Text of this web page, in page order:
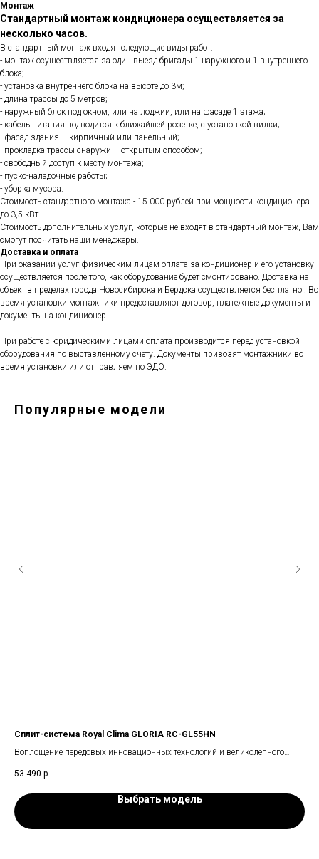
Монтаж
Стандартный монтаж кондиционера осуществляется за
несколько часов.
В стандартный монтаж входят следующие виды работ:
- монтаж осуществляется за один выезд бригады 1 наружного и 1 внутреннего
блока;
- установка внутреннего блока на высоте до 3м;
- длина трассы до 5 метров;
- наружный блок под окном, или на лоджии, или на фасаде 1 этажа;
- кабель питания подводится к ближайшей розетке, с установкой вилки;
- фасад здания – кирпичный или панельный;
- прокладка трассы снаружи – открытым способом;
- свободный доступ к месту монтажа;
- пуско-наладочные работы;
- уборка мусора.
Стоимость стандартного монтажа - 15 000 рублей при мощности кондиционера
до 3,5 кВт.
Стоимость дополнительных услуг, которые не входят в стандартный монтаж, Вам
смогут посчитать наши менеджеры.
Доставка и оплата
При оказании услуг физическим лицам оплата за кондиционер и его установку
осуществляется после того, как оборудование будет смонтировано. Доставка на
объект в пределах города Новосибирска и Бердска осуществляется бесплатно . Во
время установки монтажники предоставляют договор, платежные документы и
документы на кондиционер.
При работе с юридическими лицами оплата производится перед установкой
оборудования по выставленному счету. Документы привозят монтажники во
время установки или отправляем по ЭДО.
Популярные модели
Сплит-система Royal Clima GLORIA RC-GL55HN
Воплощение передовых инновационных технологий и великолепного
53 490 р.
Выбрать модель